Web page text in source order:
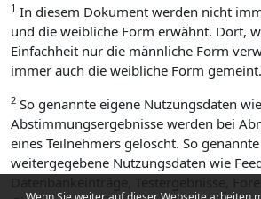
1 In diesem Dokument werden nicht
und die weibliche Form erwähnt. Dort,
Einfachheit nur die männliche Form
immer auch die weibliche Form gemeint.
2 So genannte eigene Nutzungsdaten wie
Abstimmungsergebnisse werden bei
eines Teilnehmers gelöscht. So
weitergegebene Nutzungsdaten wie